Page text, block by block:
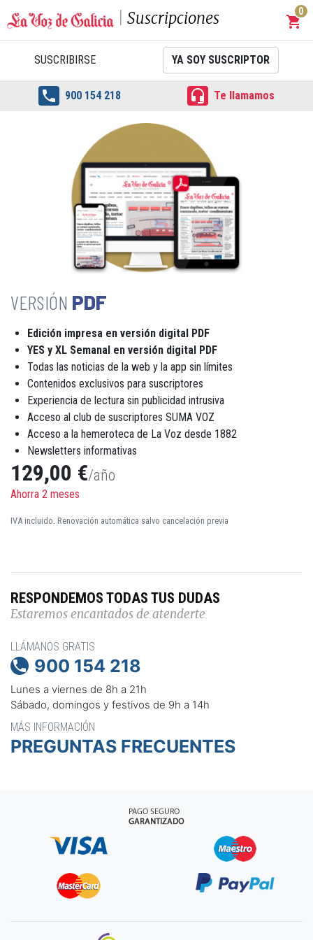
Suscripciones shopping_cart
0
SUSCRIBIRSE YA SOY SUSCRIPTOR
 900 154 218  Te llamamos
PDF
Edición impresa en versión digital PDF
YES y XL Semanal en versión digital PDF
Todas las noticias de la web y la app sin límites
Contenidos exclusivos para suscriptores
Experiencia de lectura sin publicidad intrusiva
Acceso al club de suscriptores SUMA VOZ
Acceso a la hemeroteca de La Voz desde 1882
Newsletters informativas
129,00 €/año
Ahorra 2 meses
IVA incluido. Renovación automática salvo cancelación previa
RESPONDEMOS TODAS TUS DUDAS
Estaremos encantados de atenderte
LLÁMANOS GRATIS
 900 154 218
Lunes a viernes de 8h a 21h
Sábado, domingos y festivos de 9h a 14h
MÁS INFORMACIÓN
PREGUNTAS FRECUENTES